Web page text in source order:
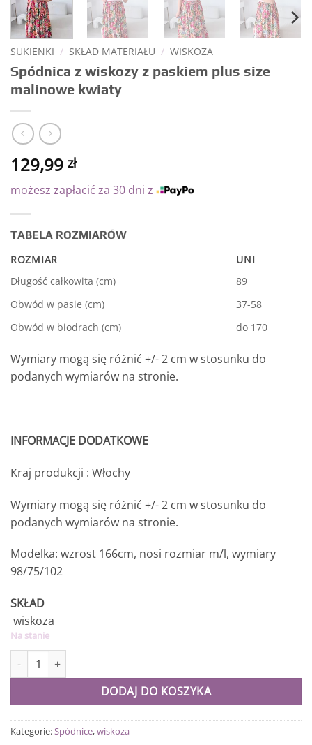
SUKIENKI / SKŁAD MATERIAŁU / WISKOZA
Spódnica z wiskozy z paskiem plus size
malinowe kwiaty
129,99 zł
możesz zapłacić za 30 dni z
TABELA ROZMIARÓW
ROZMIAR
UNI
Długość całkowita (cm)
89
Obwód w pasie (cm)
37-58
Obwód w biodrach (cm)
do 170
Wymiary mogą się różnić +/- 2 cm w stosunku do
podanych wymiarów na stronie.
INFORMACJE DODATKOWE
Kraj produkcji : Włochy
Wymiary mogą się różnić +/- 2 cm w stosunku do
podanych wymiarów na stronie.
Modelka: wzrost 166cm, nosi rozmiar m/l, wymiary
98/75/102
SKŁAD
wiskoza
Na stanie
DODAJ DO KOSZYKA
Kategorie:Spódnice,wiskoza